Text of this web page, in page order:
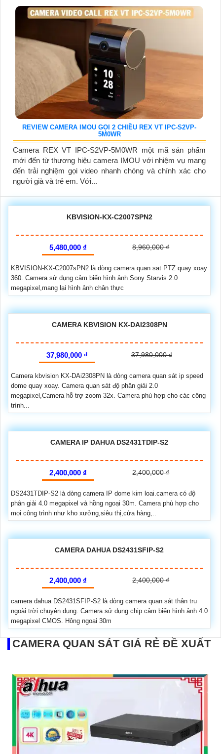
REVIEW CAMERA IMOU GỌI 2 CHIỀU REX VT IPC-S2VP-
5M0WR
Camera REX VT IPC-S2VP-5M0WR một mã sản phẩm
mới đến từ thương hiệu camera IMOU với nhiệm vụ mang
đến trải nghiệm gọi video nhanh chóng và chính xác cho
người già và trẻ em. Với...
KBVISION-KX-C2007SPN2
5,480,000 ₫ 8,960,000 ₫
KBVISION-KX-C2007sPN2 là dòng camera quan sat PTZ quay xoay
360. Camera sử dụng cảm biến hình ảnh Sony Starvis 2.0
megapixel,mang lại hình ảnh chân thực
CAMERA KBVISION KX-DAI2308PN
37,980,000 ₫ 37,980,000 ₫
Camera kbvision KX-DAi2308PN là dòng camera quan sát ip speed
dome quay xoay. Camera quan sát độ phân giải 2.0
megapixel,Camera hỗ trợ zoom 32x. Camera phù hợp cho các công
trình...
CAMERA IP DAHUA DS2431TDIP-S2
2,400,000 ₫ 2,400,000 ₫
DS2431TDIP-S2 là dòng camera IP dome kim loai.camera có độ
phân giải 4.0 megapixel và hồng ngoại 30m. Camera phù hợp cho
mọi công trình như kho xưởng,siêu thị,cửa hàng,..
CAMERA DAHUA DS2431SFIP-S2
2,400,000 ₫ 2,400,000 ₫
camera dahua DS2431SFIP-S2 là dòng camera quan sát thân trụ
ngoài trời chuyên dụng. Camera sử dụng chip cảm biến hình ảnh 4.0
megapixel CMOS. Hông ngoại 30m
CAMERA QUAN SÁT GIÁ RẺ ĐỀ XUẤT